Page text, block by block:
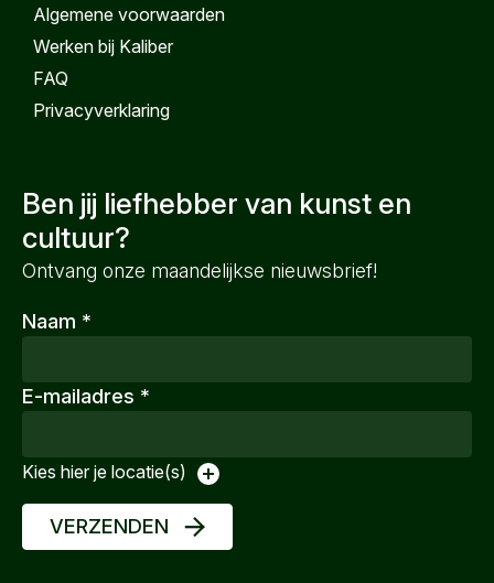
Algemene voorwaarden
Werken bij Kaliber
FAQ
Privacyverklaring
Ben jij liefhebber van kunst en
cultuur?
Ontvang onze maandelijkse nieuwsbrief!
Naam *
E-mailadres *
Kies hier je locatie(s)
VERZENDEN